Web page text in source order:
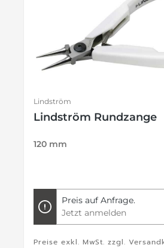
Lindström
Lindström Rundzange
120 mm
Preis auf Anfrage.
Jetzt anmelden
Preise exkl. MwSt. zzgl.